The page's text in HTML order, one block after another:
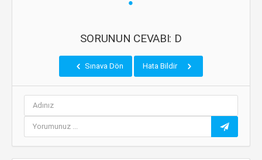
SORUNUN CEVABI: D
Sınava Dön Hata Bildir